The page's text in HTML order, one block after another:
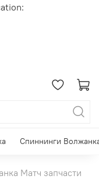
Спиннинги
Матч запчасти